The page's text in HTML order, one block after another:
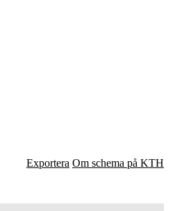
Exportera Om schema på KTH